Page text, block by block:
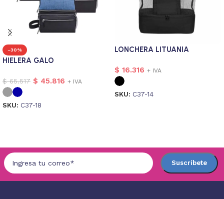
-30%
HIELERA GALO
$65.517 $ 45.816 + IVA
SKU: C37-18
LONCHERA LITUANIA
$ 16.316 + IVA
SKU: C37-14